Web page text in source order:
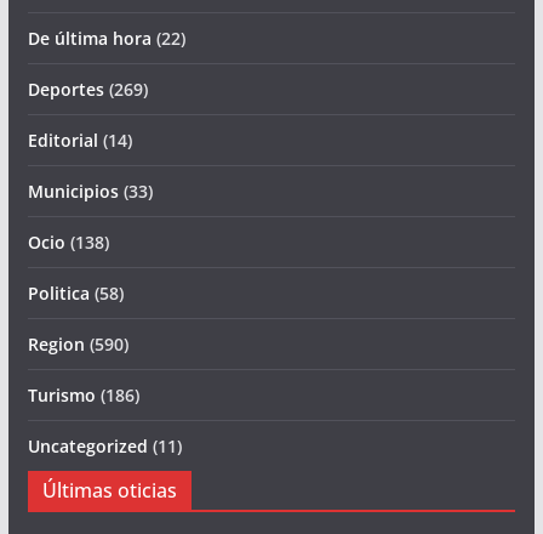
De última hora (22)
Deportes(269)
Editorial (14)
Municipios(33)
Ocio (138)
Politica (58)
Region (590)
Turismo (186)
Uncategorized (11)
Últimas oticias